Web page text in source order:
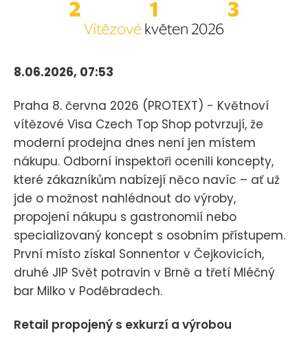
8.06.2026, 07:53
Praha 8. června 2026 (PROTEXT) - Květnoví
vítězové Visa Czech Top Shop potvrzují, že
moderní prodejna dnes není jen místem
nákupu. Odborní inspektoři ocenili koncepty,
které zákazníkům nabízejí něco navíc – ať už
jde o možnost nahlédnout do výroby,
propojení nákupu s gastronomií nebo
specializovaný koncept s osobním přístupem.
První místo získal Sonnentor v Čejkovicích,
druhé JIP Svět potravin v Brně a třetí Mléčný
bar Milko v Poděbradech.
Retail propojený s exkurzí a výrobou